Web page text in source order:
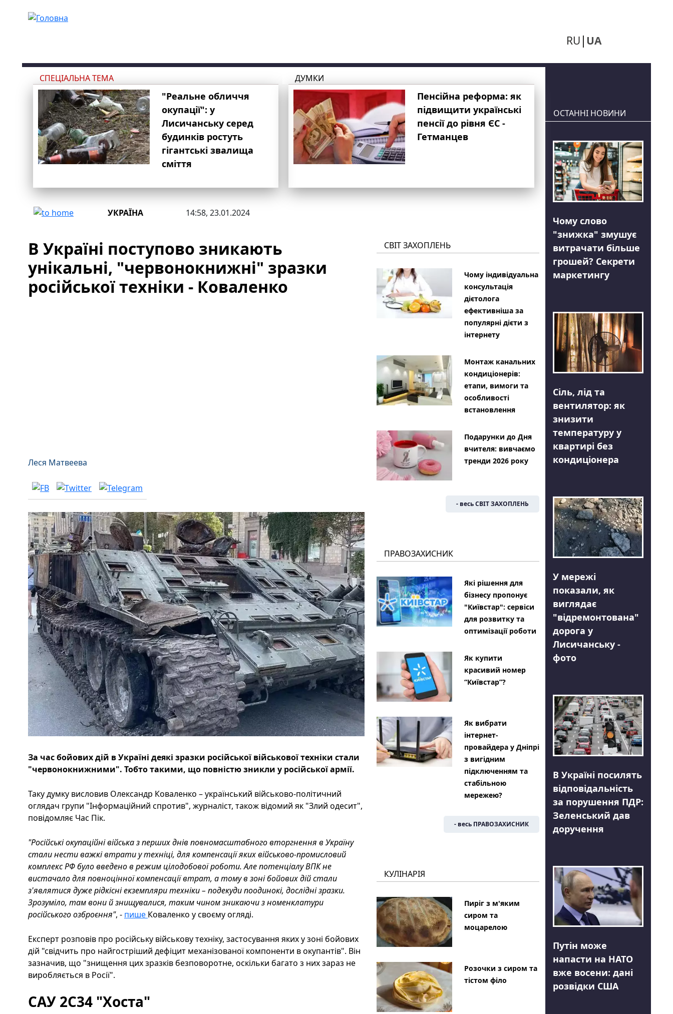
RU UA
СПЕЦІАЛЬНА ТЕМА
"Реальне обличчя
окупації": у
Лисичанську серед
будинків ростуть
гігантські звалища
сміття
ДУМКИ
Пенсійна реформа: як
підвищити українські
пенсії до рівня ЄС -
Гетманцев
УКРАЇНА 14:58, 23.01.2024
В Україні поступово зникають
унікальні, "червонокнижні" зразки
російської техніки - Коваленко
Леся Матвеева
За час бойових дій в Україні деякі зразки російської військової техніки стали
"червонокнижними". Тобто такими, що повністю зникли у російської армії.
Таку думку висловив Олександр Коваленко – український військово-політичний
оглядач групи "Інформаційний спротив", журналіст, також відомий як "Злий одесит",
повідомляє Час Пік.
"Російські окупаційні війська з перших днів повномасштабного вторгнення в Україну
стали нести важкі втрати у техніці, для компенсації яких військово-промисловий
комплекс РФ було введено в режим цілодобової роботи. Але потенціалу ВПК не
вистачало для повноцінної компенсації втрат, а тому в зоні бойових дій стали
з'являтися дуже рідкісні екземпляри техніки – подекуди поодинокі, дослідні зразки.
Зрозуміло, там вони й знищувалися, таким чином зникаючи з номенклатури
російського озброєння", - пише Коваленко у своєму огляді.
Експерт розповів про російську військову техніку, застосування яких у зоні бойових
дій "свідчить про найгостріший дефіцит механізованої компоненти в окупантів". Він
зазначив, що "знищення цих зразків безповоротне, оскільки багато з них зараз не
виробляється в Росії".
САУ 2С34 "Хоста"
СВІТ ЗАХОПЛЕНЬ
Чому індивідуальна
консультація
дієтолога
ефективніша за
популярні дієти з
інтернету
Монтаж канальних
кондиціонерів:
етапи, вимоги та
особливості
встановлення
Подарунки до Дня
вчителя: вивчаємо
тренди 2026 року
- весь СВІТ ЗАХОПЛЕНЬ
ПРАВОЗАХИСНИК
Які рішення для
бізнесу пропонує
"Київстар": сервіси
для розвитку та
оптимізації роботи
Як купити
красивий номер
“Київстар”?
Як вибрати
інтернет-
провайдера у Дніпрі
з вигідним
підключенням та
стабільною
мережею?
- весь ПРАВОЗАХИСНИК
КУЛІНАРІЯ
Пиріг з м'яким
сиром та
моцарелою
Розочки з сиром та
тістом філо
ОСТАННІ НОВИНИ
Чому слово
"знижка" змушує
витрачати більше
грошей? Секрети
маркетингу
Сіль, лід та
вентилятор: як
знизити
температуру у
квартирі без
кондиціонера
У мережі
показали, як
виглядає
"відремонтована"
дорога у
Лисичанську -
фото
В Україні посилять
відповідальність
за порушення ПДР:
Зеленський дав
доручення
Путін може
напасти на НАТО
вже восени: дані
розвідки США